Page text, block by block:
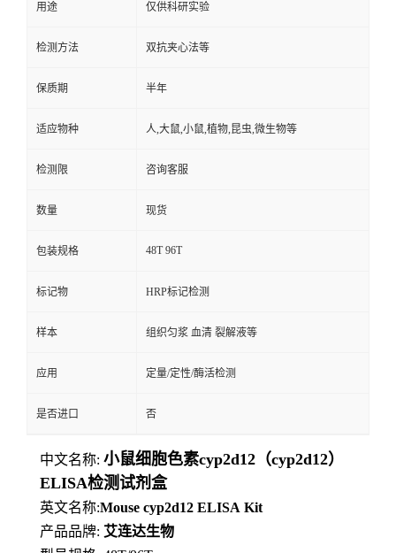
用途 仅供科研实验
检测方法 双抗夹心法等
保质期 半年
适应物种 人,大鼠,小鼠,植物,昆虫,微生物等
检测限 咨询客服
数量 现货
包装规格 48T 96T
标记物 HRP标记检测
样本 组织匀浆 血清 裂解液等
应用 定量/定性/酶活检测
是否进口 否
中文名称: 小鼠细胞色素cyp2d12（cyp2d12）
ELISA检测试剂盒
英文名称:Mouse cyp2d12 ELISA Kit
产品品牌: 艾连达生物